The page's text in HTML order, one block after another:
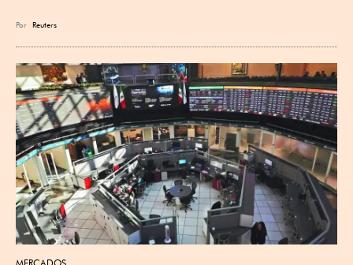
Por Reuters